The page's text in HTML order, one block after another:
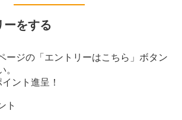
ーをする
ージの「エントリーはこちら」ボタン
。
ント進呈！
ト